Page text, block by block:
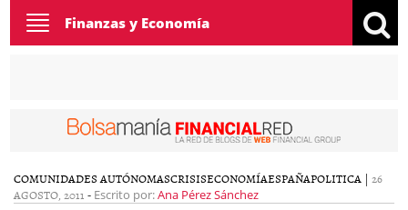
Toggle
navigation
Finanzas y Economía
COMUNIDADES AUTÓNOMASCRISISECONOMÍAESPAÑAPOLITICA | 26
AGOSTO, 2011 - Escrito por:Ana Pérez Sánchez